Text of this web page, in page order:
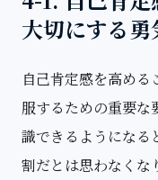
大切にする勇
自己肯定感を高める
服するための重要な
識できるようになる
割だとは思わなくな